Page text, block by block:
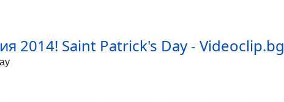
2014! Saint Patrick's Day - Videoclip.bg